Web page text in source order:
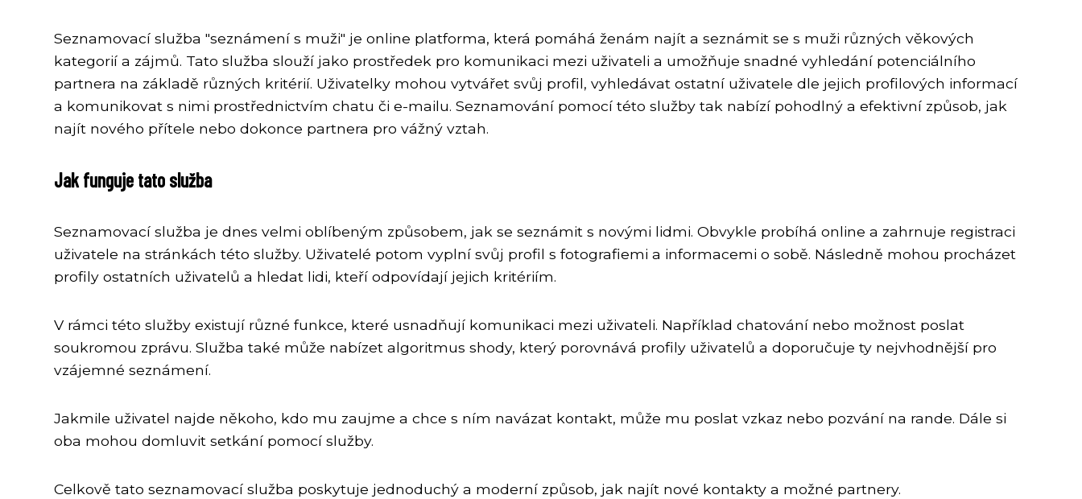
Seznamovací služba "seznámení s muži" je online platforma, která pomáhá ženám najít a seznámit se s muži různých věkových
kategorií a zájmů. Tato služba slouží jako prostředek pro komunikaci mezi uživateli a umožňuje snadné vyhledání potenciálního
partnera na základě různých kritérií. Uživatelky mohou vytvářet svůj profil, vyhledávat ostatní uživatele dle jejich profilových informací
a komunikovat s nimi prostřednictvím chatu či e-mailu. Seznamování pomocí této služby tak nabízí pohodlný a efektivní způsob, jak
najít nového přítele nebo dokonce partnera pro vážný vztah.
Jak funguje tato služba
Seznamovací služba je dnes velmi oblíbeným způsobem, jak se seznámit s novými lidmi. Obvykle probíhá online a zahrnuje registraci
uživatele na stránkách této služby. Uživatelé potom vyplní svůj profil s fotografiemi a informacemi o sobě. Následně mohou procházet
profily ostatních uživatelů a hledat lidi, kteří odpovídají jejich kritériím.
V rámci této služby existují různé funkce, které usnadňují komunikaci mezi uživateli. Například chatování nebo možnost poslat
soukromou zprávu. Služba také může nabízet algoritmus shody, který porovnává profily uživatelů a doporučuje ty nejvhodnější pro
vzájemné seznámení.
Jakmile uživatel najde někoho, kdo mu zaujme a chce s ním navázat kontakt, může mu poslat vzkaz nebo pozvání na rande. Dále si
oba mohou domluvit setkání pomocí služby.
Celkově tato seznamovací služba poskytuje jednoduchý a moderní způsob, jak najít nové kontakty a možné partnery.